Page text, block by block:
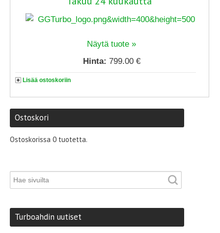
Näytä tuote »
Hinta: 799.00 €
Lisää ostoskoriin
Ostoskori
Ostoskorissa 0 tuotetta.
Turboahdin uutiset